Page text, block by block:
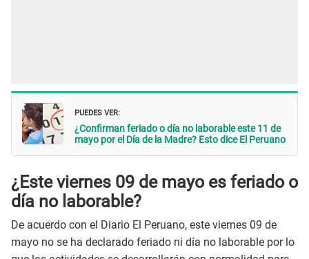
PUEDES VER:
¿Confirman feriado o día no laborable este 11 de
mayo por el Día de la Madre? Esto dice El Peruano
¿Este viernes 09 de mayo es feriado o
día no laborable?
De acuerdo con el Diario El Peruano, este viernes 09 de
mayo no se ha declarado feriado ni día no laborable por lo